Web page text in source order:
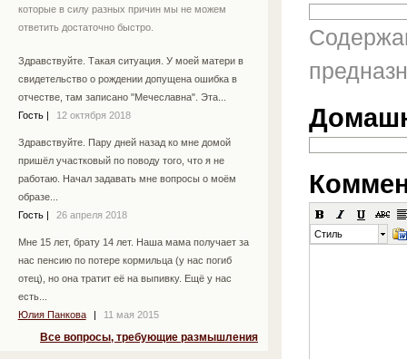
которые в силу разных причин мы не можем
ответить достаточно быстро.
Здравствуйте. Такая ситуация. У моей матери в
свидетельство о рождении допущена ошибка в
отчестве, там записано "Мечеславна". Эта...
Гость
12 октября 2018
Здравствуйте. Пару дней назад ко мне домой
пришёл участковый по поводу того, что я не
работаю. Начал задавать мне вопросы о моём
образе...
Гость
26 апреля 2018
Мне 15 лет, брату 14 лет. Наша мама получает за
нас пенсию по потере кормильца (у нас погиб
отец), но она тратит её на выпивку. Ещё у нас
есть...
Юлия Панкова
11 мая 2015
Все вопросы, требующие размышления
Стиль